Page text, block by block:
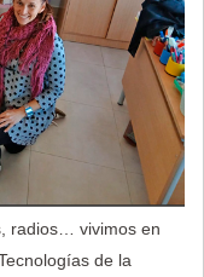
radios… vivimos en
de la